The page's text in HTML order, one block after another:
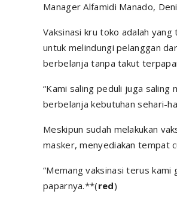
Manager Alfamidi Manado,
Vaksinasi kru toko adalah
untuk melindungi pelanggan
berbelanja tanpa takut
“Kami saling peduli juga saling
berbelanja kebutuhan sehari-
Meskipun sudah melakukan
masker, menyediakan tempat
“Memang vaksinasi terus
paparnya.**(red)